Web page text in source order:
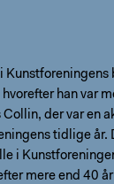
han var
Collin, der var en
tidlige år.
i
mere end 40